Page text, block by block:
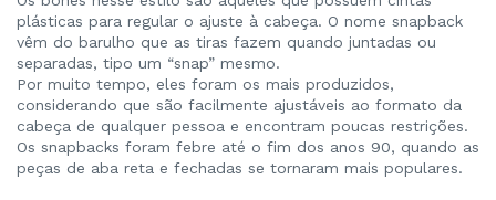
plásticas para regular o ajuste à cabeça. O nome snapback
vêm do barulho que as tiras fazem quando juntadas ou
separadas, tipo um “snap” mesmo.
Por muito tempo, eles foram os mais produzidos,
considerando que são facilmente ajustáveis ao formato da
cabeça de qualquer pessoa e encontram poucas restrições.
Os snapbacks foram febre até o fim dos anos 90, quando as
peças de aba reta e fechadas se tornaram mais populares.